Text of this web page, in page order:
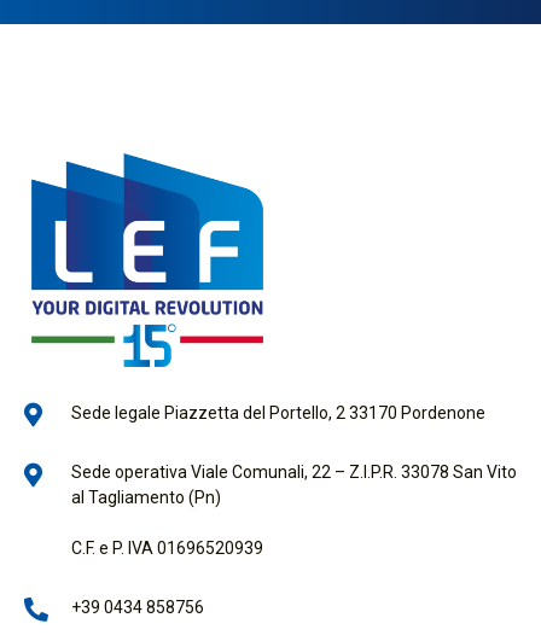
Sede legale Piazzetta del Portello, 2 33170 Pordenone
Sede operativa Viale Comunali, 22 – Z.I.P.R. 33078 San Vito
al Tagliamento (Pn)
C.F. e P. IVA 01696520939
+39 0434 858756